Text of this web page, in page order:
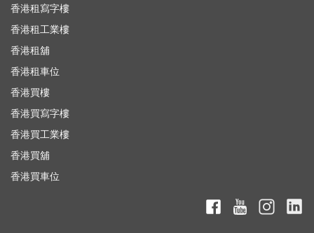
香港租寫字樓
香港租工業樓
香港租舖
香港租車位
香港買樓
香港買寫字樓
香港買工業樓
香港買舖
香港買車位